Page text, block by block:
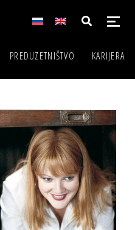
PREDUZETNIŠTVO KARIJERA